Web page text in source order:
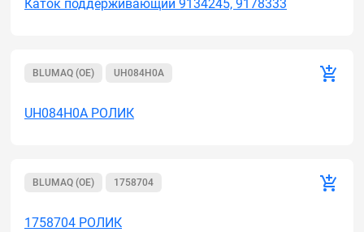
Каток поддерживающий 9134245, 9178333
BLUMAQ (OE) UH084H0A
UH084H0A РОЛИК
BLUMAQ (OE) 1758704
1758704 РОЛИК